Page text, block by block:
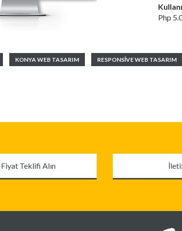
Php
KONYA WEB TASARIM RESPONSIVE WEB TASARIM
Fiyat Teklifi Alın